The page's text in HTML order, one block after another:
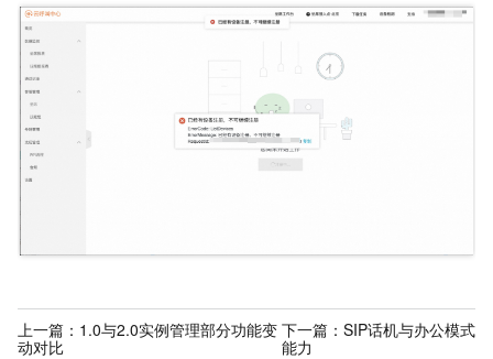
上一篇： 1.0与2.0实例管理部分功能变
动对比
下一篇： SIP话机与办公模式
能力